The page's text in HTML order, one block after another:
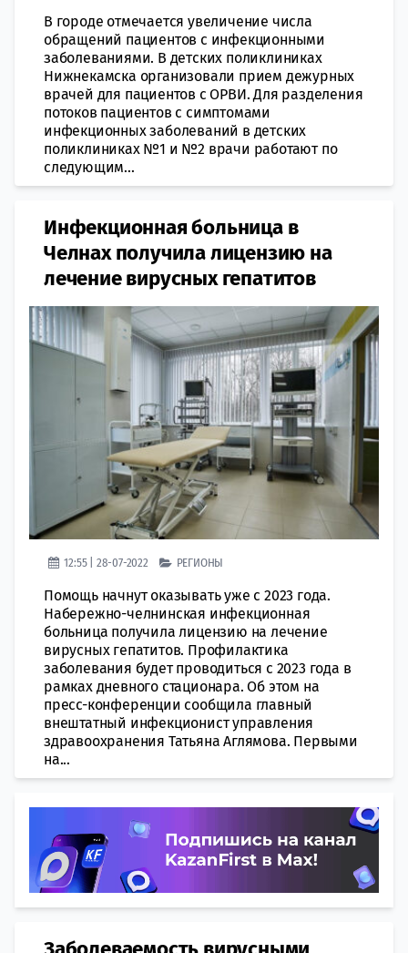
В городе отмечается увеличение числа
обращений пациентов с инфекционными
заболеваниями. В детских поликлиниках
Нижнекамска организовали прием дежурных
врачей для пациентов с ОРВИ. Для разделения
потоков пациентов с симптомами
инфекционных заболеваний в детских
поликлиниках №1 и №2 врачи работают по
следующим...
Инфекционная больница в
Челнах получила лицензию на
лечение вирусных гепатитов
12:55 | 28-07-2022 РЕГИОНЫ
Помощь начнут оказывать уже с 2023 года.
Набережно-челнинская инфекционная
больница получила лицензию на лечение
вирусных гепатитов. Профилактика
заболевания будет проводиться с 2023 года в
рамках дневного стационара. Об этом на
пресс-конференции сообщила главный
внештатный инфекционист управления
здравоохранения Татьяна Аглямова. Первыми
на...